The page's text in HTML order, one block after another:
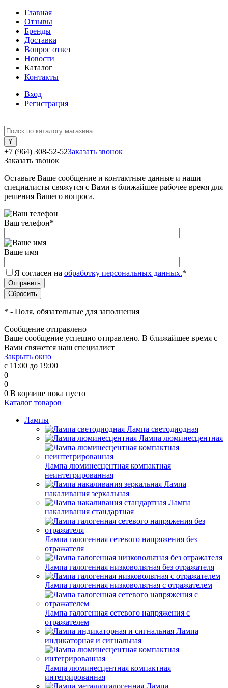
Главная
Отзывы
Бренды
Доставка
Вопрос ответ
Новости
Каталог
Контакты
Вход
Регистрация
+7 (964) 308-52-52Заказать звонок
Заказать звонок
Оставьте Ваше сообщение и контактные данные и наши
специалисты свяжутся с Вами в ближайшее рабочее время для
решения Вашего вопроса.
Ваш телефон*
Ваше имя
Я согласен на обработку персональных данных.*
* - Поля, обязательные для заполнения
Сообщение отправлено
Ваше сообщение успешно отправлено. В ближайшее время с
Вами свяжется наш специалист
Закрыть окно
с 11:00 до 19:00
0
0
0 В корзине пока пусто
Каталог товаров
Лампы
Лампа светодиодная
Лампа люминесцентная
Лампа люминесцентная компактная
неинтегрированная
Лампа
накаливания зеркальная
Лампа
накаливания стандартная
Лампа галогенная сетевого напряжения без
отражателя
Лампа галогенная низковольтная без отражателя
Лампа галогенная низковольтная с отражателем
Лампа галогенная сетевого напряжения с
отражателем
Лампа
индикаторная и сигнальная
Лампа люминесцентная компактная
интегрированная
Лампа